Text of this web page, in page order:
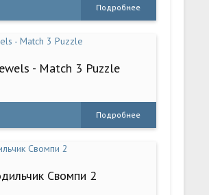
Подробнее
- Match 3 Puzzle
Подробнее
Свомпи 2